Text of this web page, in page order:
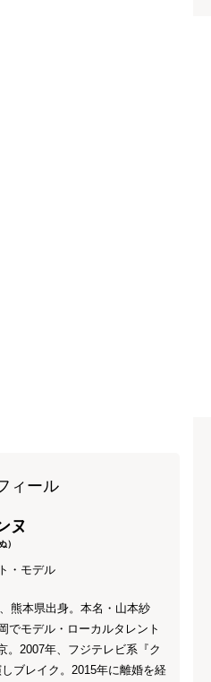
ィール
ヌ
）
・モデル
熊本県出身。本名・山本紗
でモデル・ローカルタレント
。2007年、フジテレビ系『ク
ブレイク。2015年に離婚を経